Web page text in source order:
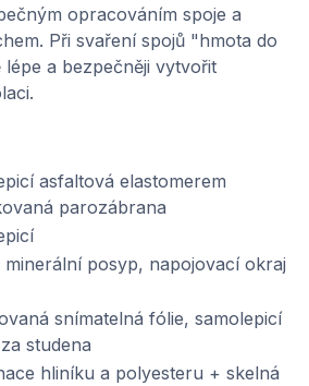
opracováním spoje a
Při svaření spojů "hmota do
a bezpečněji vytvořit
asfaltová elastomerem
parozábrana
posyp, napojovací okraj
snímatelná fólie, samolepicí
studena
hliníku a polyesteru + skelná